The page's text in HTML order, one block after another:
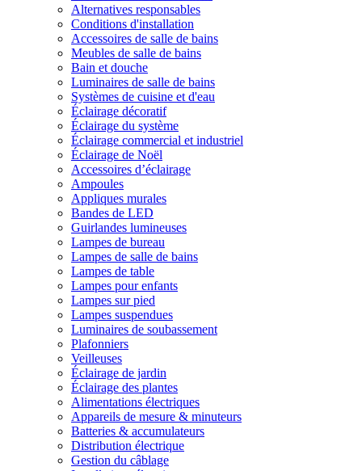
Alternatives responsables
Conditions d'installation
Accessoires de salle de bains
Meubles de salle de bains
Bain et douche
Luminaires de salle de bains
Systèmes de cuisine et d'eau
Éclairage décoratif
Éclairage du système
Éclairage commercial et industriel
Éclairage de Noël
Accessoires d’éclairage
Ampoules
Appliques murales
Bandes de LED
Guirlandes lumineuses
Lampes de bureau
Lampes de salle de bains
Lampes de table
Lampes pour enfants
Lampes sur pied
Lampes suspendues
Luminaires de soubassement
Plafonniers
Veilleuses
Éclairage de jardin
Éclairage des plantes
Alimentations électriques
Appareils de mesure & minuteurs
Batteries & accumulateurs
Distribution électrique
Gestion du câblage